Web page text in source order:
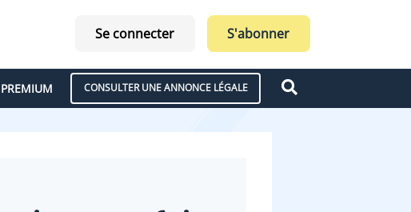
Se connecter S'abonner
PREMIUM CONSULTER UNE ANNONCE LÉGALE